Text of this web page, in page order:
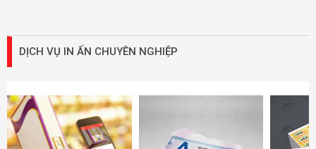
DỊCH VỤ IN ẤN CHUYÊN NGHIỆP